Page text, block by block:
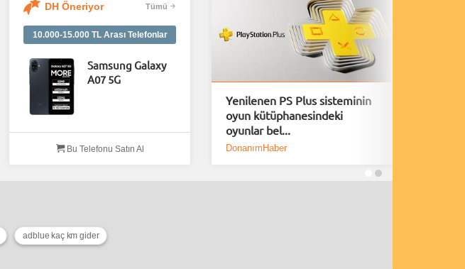
DH Öneriyor Tümü
10.000-15.000 TL Arası Telefonlar
Samsung Galaxy
A07 5G
Bu Telefonu Satın Al
Yenilenen PS Plus sisteminin
oyun kütüphanesindeki
oyunlar bel...
DonanımHaber
adblue kaç km gider